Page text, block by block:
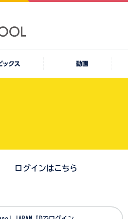
ログインはこちら